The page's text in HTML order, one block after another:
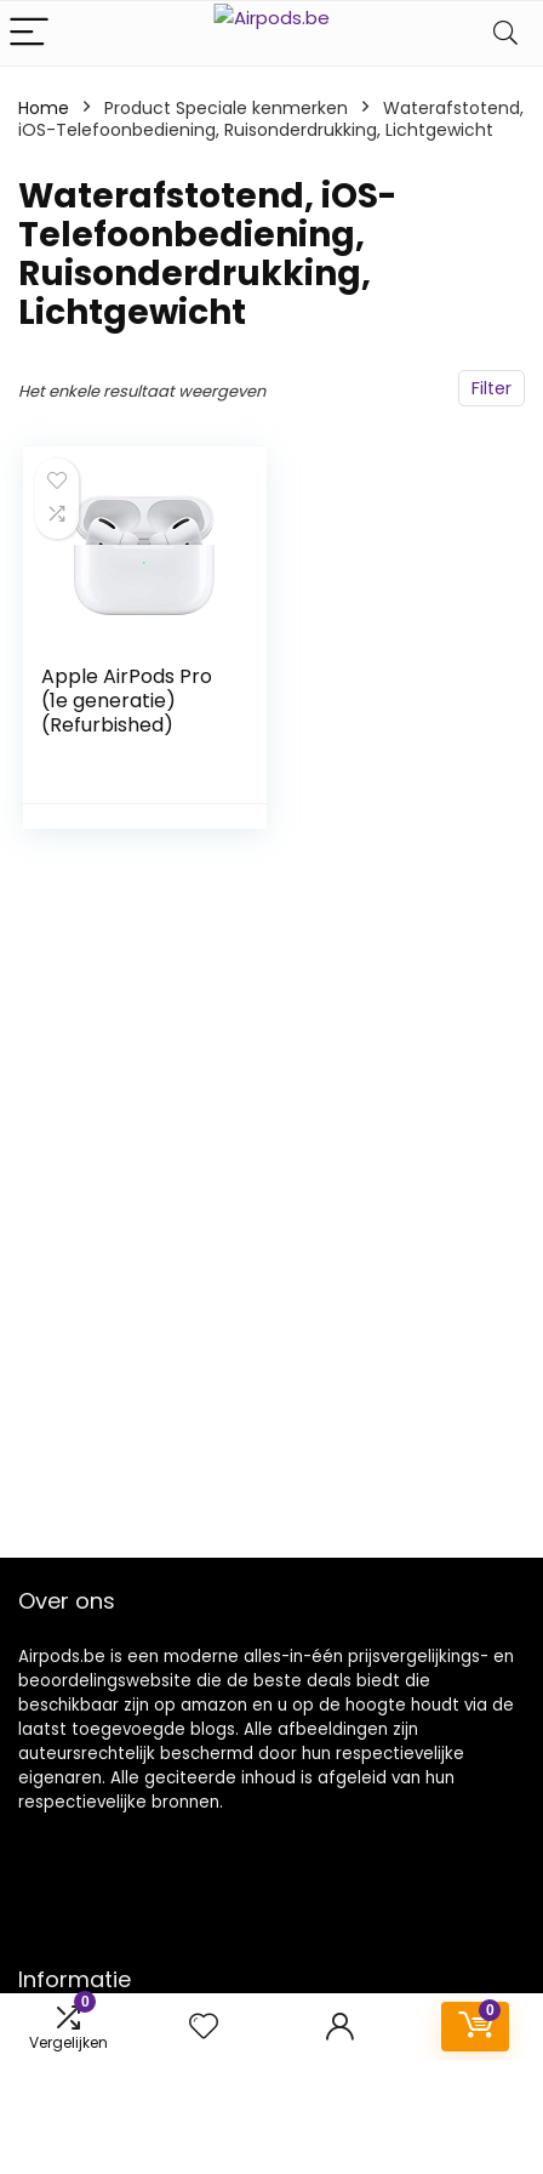
0
Vergelijken
0
Home Product Speciale kenmerken
‎Waterafstotend,
iOS-Telefoonbediening, Ruisonderdrukking, Lichtgewicht
‎Waterafstotend, iOS-
Telefoonbediening,
Ruisonderdrukking,
Lichtgewicht
Filter
Het enkele resultaat weergeven
Apple AirPods Pro
(1e generatie)
(Refurbished)
Over ons
Airpods.be is een moderne alles-in-één prijsvergelijkings- en
beoordelingswebsite die de beste deals biedt die
beschikbaar zijn op amazon en u op de hoogte houdt via de
laatst toegevoegde blogs. Alle afbeeldingen zijn
auteursrechtelijk beschermd door hun respectievelijke
eigenaren. Alle geciteerde inhoud is afgeleid van hun
respectievelijke bronnen.
Informatie
Contact